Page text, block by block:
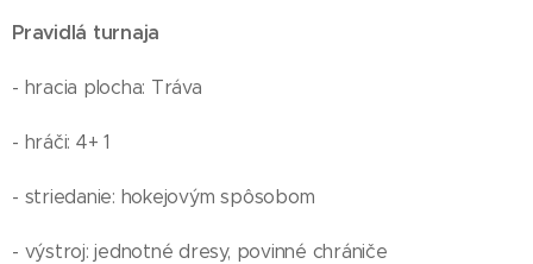
Pravidlá turnaja
- hracia plocha: Tráva
- hráči: 4+ 1
- striedanie: hokejovým spôsobom
- výstroj: jednotné dresy, povinné chrániče